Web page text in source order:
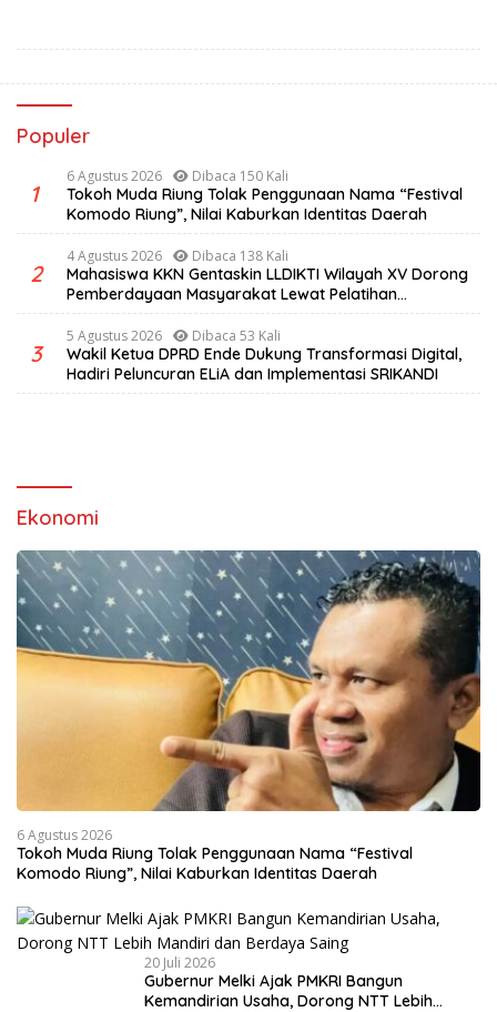
Populer
1
6 Agustus 2026 Dibaca 150 Kali
Tokoh Muda Riung Tolak Penggunaan Nama “Festival
Komodo Riung”, Nilai Kaburkan Identitas Daerah
2
4 Agustus 2026 Dibaca 138 Kali
Mahasiswa KKN Gentaskin LLDIKTI Wilayah XV Dorong
Pemberdayaan Masyarakat Lewat Pelatihan
Pengolahan Hasil Alam di Desa Sisir
3
5 Agustus 2026 Dibaca 53 Kali
Wakil Ketua DPRD Ende Dukung Transformasi Digital,
Hadiri Peluncuran ELiA dan Implementasi SRIKANDI
Ekonomi
6 Agustus 2026
Tokoh Muda Riung Tolak Penggunaan Nama “Festival
Komodo Riung”, Nilai Kaburkan Identitas Daerah
20 Juli 2026
Gubernur Melki Ajak PMKRI Bangun
Kemandirian Usaha, Dorong NTT Lebih